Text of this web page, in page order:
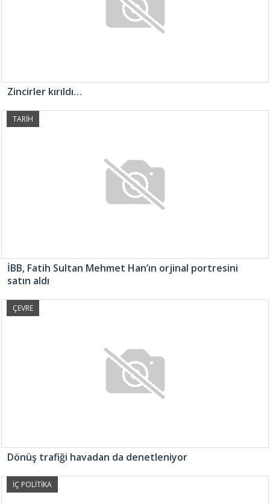
Zincirler kırıldı…
TARİH
İBB, Fatih Sultan Mehmet Han’ın orjinal portresini
satın aldı
ÇEVRE
Dönüş trafiği havadan da denetleniyor
İÇ POLİTİKA